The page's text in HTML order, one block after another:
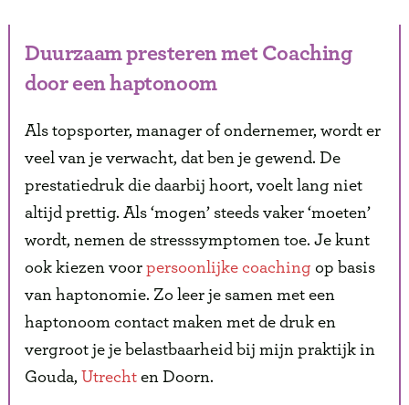
Duurzaam presteren met Coaching
door een haptonoom
Als topsporter, manager of ondernemer, wordt er
veel van je verwacht, dat ben je gewend. De
prestatiedruk die daarbij hoort, voelt lang niet
altijd prettig. Als ‘mogen’ steeds vaker ‘moeten’
wordt, nemen de stresssymptomen toe. Je kunt
ook kiezen voor persoonlijke coaching op basis
van haptonomie. Zo leer je samen met een
haptonoom contact maken met de druk en
vergroot je je belastbaarheid bij mijn praktijk in
Gouda, Utrechten Doorn.